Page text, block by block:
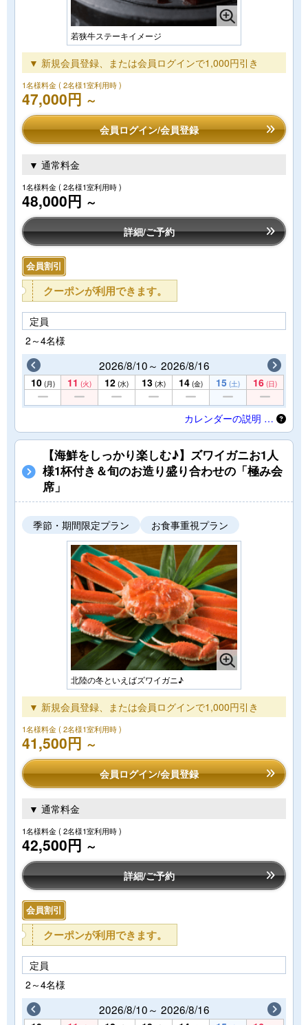
若狭牛ステーキイメージ
▼ 新規会員登録、または会員ログインで1,000円引き
1名様料金( 2名様1室利用時 )
47,000円 ～
会員ログイン/会員登録
▼ 通常料金
1名様料金( 2名様1室利用時 )
48,000円 ～
詳細/ご予約
会員割引
クーポンが利用できます。
定員
2～4名様
2026/8/10～ 2026/8/16
10 (月) 11 (火) 12 (水) 13 (木) 14 (金) 15 (土) 16 (日)
カレンダーの説明 …
【海鮮をしっかり楽しむ♪】ズワイガニお1人
様1杯付き＆旬のお造り盛り合わせの「極み会
席」
季節・期間限定プラン お食事重視プラン
北陸の冬といえばズワイガニ♪
▼ 新規会員登録、または会員ログインで1,000円引き
1名様料金( 2名様1室利用時 )
41,500円 ～
会員ログイン/会員登録
▼ 通常料金
1名様料金( 2名様1室利用時 )
42,500円 ～
詳細/ご予約
会員割引
クーポンが利用できます。
定員
2～4名様
2026/8/10～ 2026/8/16